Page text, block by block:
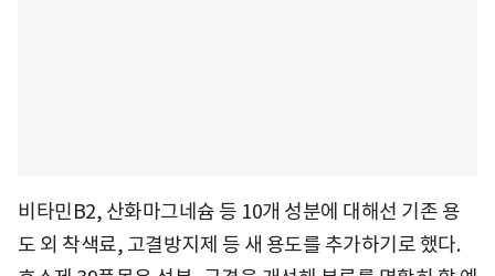
비타민B2, 산화마그네슘 등 10개 성분에 대해선 기존 용
도 외 착색료, 고결방지제 등 새 용도를 추가하기로 했다.